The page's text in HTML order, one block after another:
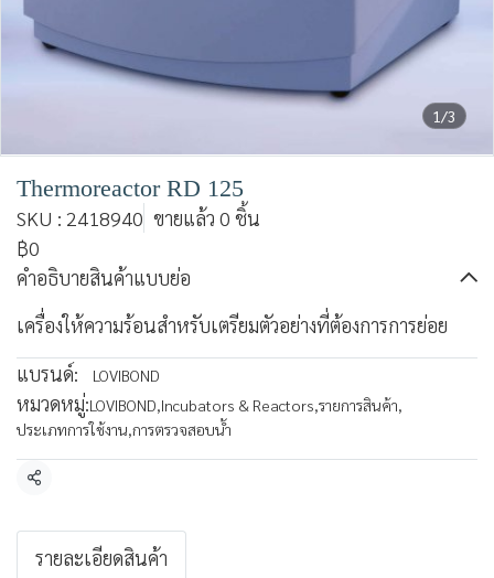
1/3
Thermoreactor RD 125
SKU : 2418940 ขายแล้ว 0 ชิ้น
฿0
คำอธิบายสินค้าแบบย่อ
เครื่องให้ความร้อนสำหรับเตรียมตัวอย่างที่ต้องการการย่อย
แบรนด์:
LOVIBOND
หมวดหมู่:LOVIBOND,Incubators & Reactors,รายการสินค้า,
ประเภทการใช้งาน,การตรวจสอบน้ำ
แชร์
รายละเอียดสินค้า